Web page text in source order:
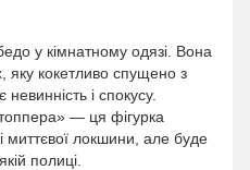
у кімнатному одязі. Вона
яку кокетливо спущено з
і спокусу.
— ця фігурка
миттєвої локшини, але буде
полиці.